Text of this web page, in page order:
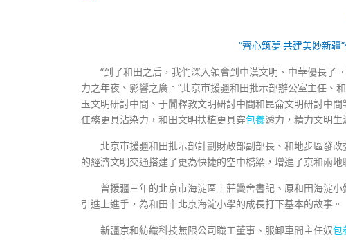
“齊心筑夢·共建美妙新疆
“到了和田之后，我們深入領會到中漢文明、中華優長了
力之年夜、影響之廣。”北京市援疆和田批示部辦公室主任
玉文明研討中間、于闐釋教文明研討中間和昆侖文明研討中
任務更具沾染力，和田文明扶植更具穿包養透力，精力文明生
北京市援疆和田批示部計劃財政部副部長、和地步區發
的經濟文明交通搭建了更為快捷的空中橋梁，增進了京和兩地
曾援疆三年的北京市海淀區上莊黌舍書記、原和田海淀小
引進上進手，為和田市北京海淀小學的成長打下基本的故事。
新疆京和紡織科技無限公司職工董事、服卸車間主任奴包